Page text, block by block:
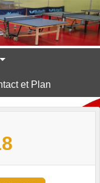
et Plan